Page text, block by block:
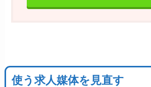
使う求人媒体を見直す